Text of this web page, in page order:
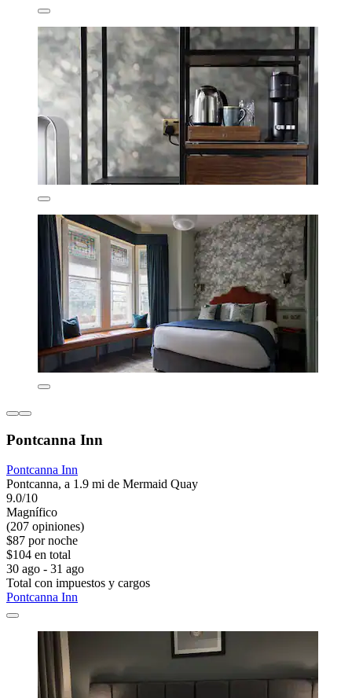
Pontcanna Inn
Pontcanna Inn
Pontcanna, a 1.9 mi de Mermaid Quay
9.0/10
Magnífico
(207 opiniones)
$87 por noche
$104 en total
30 ago - 31 ago
Total con impuestos y cargos
Pontcanna Inn